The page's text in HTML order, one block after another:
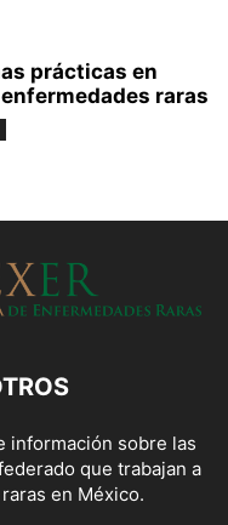
prácticas en
raras
información sobre las
que trabajan a
en México.